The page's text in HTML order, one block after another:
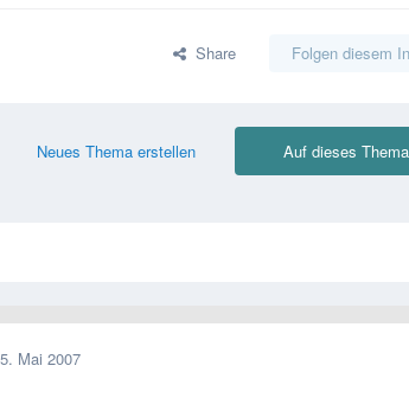
Share Folgen diesem
Auf dieses
Neues Thema erstellen
Mai 2007